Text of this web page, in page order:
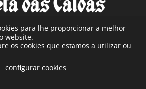
SOBRE NÓS
da Rainha e mais de 90 anos de
para lhe proporcionar a melhor
website.
os cookies que estamos a utilizar ou
configurar cookies